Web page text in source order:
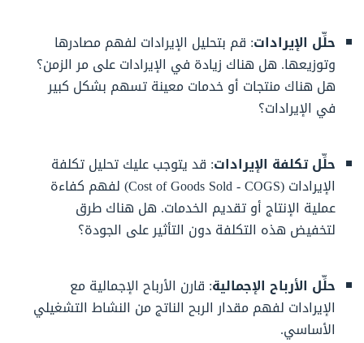
حلِّل الإيرادات: قم بتحليل الإيرادات لفهم مصادرها
وتوزيعها. هل هناك زيادة في الإيرادات على مر الزمن؟
هل هناك منتجات أو خدمات معينة تسهم بشكل كبير
في الإيرادات؟
حلِّل تكلفة الإيرادات: قد يتوجب عليك تحليل تكلفة
الإيرادات (Cost of Goods Sold - COGS) لفهم كفاءة
عملية الإنتاج أو تقديم الخدمات. هل هناك طرق
لتخفيض هذه التكلفة دون التأثير على الجودة؟
حلِّل الأرباح الإجمالية: قارن الأرباح الإجمالية مع
الإيرادات لفهم مقدار الربح الناتج من النشاط التشغيلي
الأساسي.